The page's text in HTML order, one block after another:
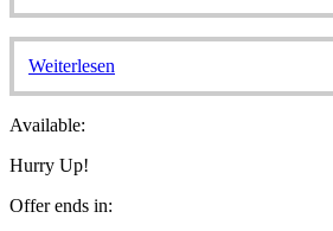
Weiterlesen
Available:
Hurry Up!
Offer ends in: